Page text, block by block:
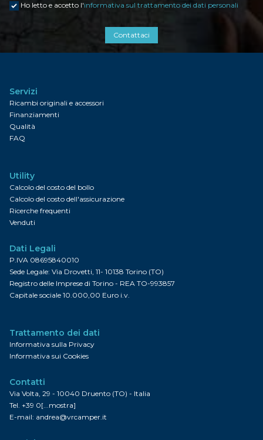
Ho letto e accetto l'informativa sul trattamento dei dati personali
Contattaci
Servizi
Ricambi originali e accessori
Finanziamenti
Qualità
FAQ
Utility
Calcolo del costo del bollo
Calcolo del costo dell'assicurazione
Ricerche frequenti
Venduti
Dati Legali
P.IVA 08695840010
Sede Legale: Via Drovetti, 11- 10138 Torino (TO)
Registro delle Imprese di Torino - REA TO-993857
Capitale sociale 10.000,00 Euro i.v.
Trattamento dei dati
Informativa sulla Privacy
Informativa sui Cookies
Contatti
Via Volta, 29 - 10040 Druento (TO) - Italia
Tel. +39 0[...mostra]
E-mail: andrea@vrcamper.it